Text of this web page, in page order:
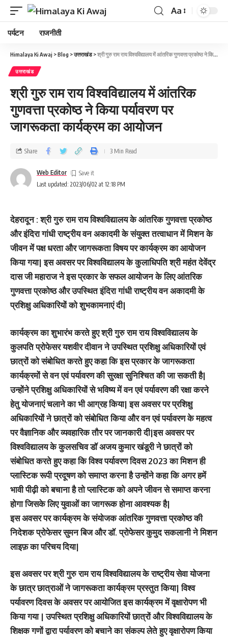
Aa
पर्यटन राजनीती
Himalaya Ki Awaj >Blog >उत्तराखंड>श्री गुरु राम राय विश्वविद्यालय में आंतरिक गुणवत्ता प्रकोष्ठ ने किया पर्यावरण पर जागरूकता कार्यक्रम का आयोजन
उत्तराखंड
श्री गुरु राम राय विश्वविद्यालय में आंतरिक
गुणवत्ता प्रकोष्ठ ने किया पर्यावरण पर
जागरूकता कार्यक्रम का आयोजन
Last updated: 2023/06/02 at 12:18 PM
Web Editor
Share 3 Min Read
देहरादून : श्री गुरु राम राय विश्वविद्यालय के आंतरिक गुणवत्ता प्रकोष्ठ
और इंदिरा गांधी राष्ट्रीय वन अकादमी के संयुक्त तत्वाधान में मिशन के
जीवन में पक्ष धरता और जागरूकता विषय पर कार्यक्रम का आयोजन
किया गया| इस अवसर पर विश्वविद्यालय के कुलाधिपति श्री महंत देवेंद्र
दास जी महाराज ने इस प्रकार के सफल आयोजन के लिए आंतरिक
गुणवत्ता प्रकोष्ठ और उपस्थित इंदिरा गांधी राष्ट्रीय वन अकादमी के
प्रशिक्षु अधिकारियों को शुभकामनाएं दी|
कार्यक्रम का शुभारंभ करते हुए श्री गुरु राम राय विश्वविद्यालय के
कुलपति प्रोफेसर यशवीर दीवान ने उपस्थित प्रशिक्षु अधिकारियों एवं
छात्रों को संबोधित करते हुए कहा कि इस प्रकार के जागरूकता
कार्यक्रमों से वन एवं पर्यावरण की सुरक्षा सुनिश्चित की जा सकती है|
उन्होंने प्रशिक्षु अधिकारियों से भविष्य में वन एवं पर्यावरण की रक्षा करने
हेतु योजनाएं चलाने का भी आग्रह किया| इस अवसर पर प्रशिक्षु
अधिकारियों ने छात्रों को संबोधित किया और वन एवं पर्यावरण के महत्व
पर वैज्ञानिक और व्यवहारिक तौर पर जानकारी दी|इस अवसर पर
विश्वविद्यालय के कुलसचिव डॉ अजय कुमार खंडूरी ने छात्रों को
संबोधित करते हुए कहा कि विश्व पर्यावरण दिवस 2023 का मिशन ही
प्लास्टिक रूपी प्रदूषण को समाप्त करना है उन्होंने कहा कि अगर हमें
भावी पीढ़ी को बचाना है तो प्लास्टिक को अपने जीवन से समाप्त करना
होगा जिसके लिए युवाओं का जागरूक होना आवश्यक है|
इस अवसर पर कार्यक्रम के संयोजक आंतरिक गुणवत्ता प्रकोष्ठ की
निदेशक प्रोफेसर सुमन बिज और डॉ. प्रोफेसर कुमुद सकलानी ने मिशन
लाइफ़ का परिचय दिया|
इस अवसर पर श्री गुरु राम राय विश्वविद्यालय के राष्ट्रीय सेवा योजना
के छात्र छात्राओं ने जागरूकता कार्यक्रम प्रस्तुत किया| विश्व
पर्यावरण दिवस के अवसर पर आयोजित इस कार्यक्रम में वृक्षारोपण भी
किया गया | उपस्थित प्रशिक्षु अधिकारियों छात्रों और विश्वविद्यालय के
शिक्षक गणों द्वारा पर्यावरण को बचाने का संकल्प लेते हुए वृक्षारोपण किया